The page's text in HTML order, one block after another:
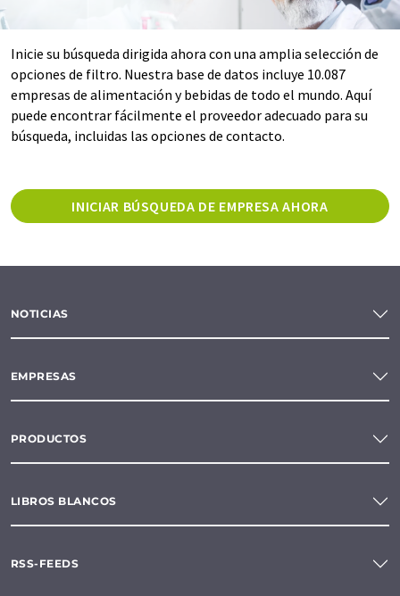
Inicie su búsqueda dirigida ahora con una amplia selección de
opciones de filtro. Nuestra base de datos incluye 10.087
empresas de alimentación y bebidas de todo el mundo. Aquí
puede encontrar fácilmente el proveedor adecuado para su
búsqueda, incluidas las opciones de contacto.
INICIAR BÚSQUEDA DE EMPRESA AHORA
NOTICIAS
EMPRESAS
PRODUCTOS
LIBROS BLANCOS
RSS-FEEDS